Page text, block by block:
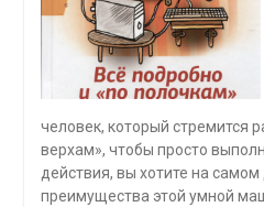
человек, который стремится
верхам», чтобы просто
действия, вы хотите на самом
преимущества этой умной